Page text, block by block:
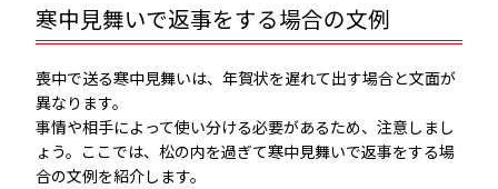
寒中見舞いで返事をする場合の文例
喪中で送る寒中見舞いは、年賀状を遅れて出す場合と文面が
異なります。
事情や相手によって使い分ける必要があるため、注意しまし
ょう。ここでは、松の内を過ぎて寒中見舞いで返事をする場
合の文例を紹介します。